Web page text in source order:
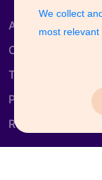
About us
Contact us
Terms &
Privacy Policy
Refund and
We collect
most